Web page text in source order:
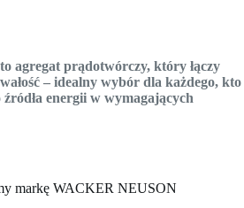
agregat prądotwórczy, który łączy
– idealny wybór dla każdego, kto
energii w wymagających
markę WACKER NEUSON